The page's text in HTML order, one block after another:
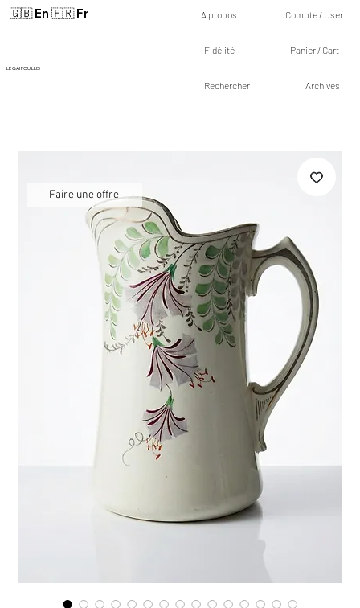
🇬🇧 En 🇫🇷 Fr
LE GAI FOUILLIS
A propos Compte / User
Fidélité Panier / Cart
Rechercher Archives
Faire une offre